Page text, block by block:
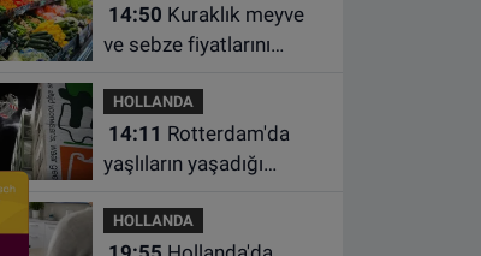
14:50
ve sebze fiyatlarını
artırabilir
HOLLANDA
14:11
yaşlıların yaşadığı
yangında bir kişi öldü
HOLLANDA